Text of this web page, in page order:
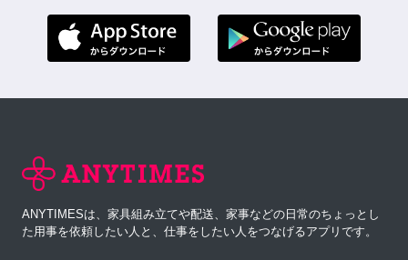
ANYTIMESは、家具組み立てや配送、家事などの日常のちょっとし
た用事を依頼したい人と、仕事をしたい人をつなげるアプリです。